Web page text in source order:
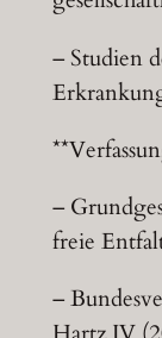
– Studien
–
freie
–